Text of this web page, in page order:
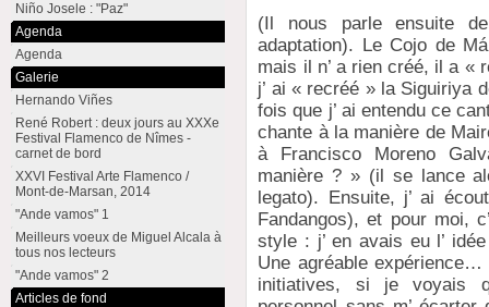
(Il nous parle ensuite
adaptation). Le Cojo de
mais il n’ a rien créé, il a «
j’ ai « recréé » la Siguiriya
fois que j’ ai entendu ce
chante à la manière de
à Francisco Moreno
manière ? » (il se lance
legato). Ensuite, j’ ai
Fandangos), et pour moi,
style : j’ en avais eu l’
Une agréable expérience…
initiatives, si je voyais
Niño Josele : "Paz"
Agenda
Agenda
Galerie
Hernando Viñes
René Robert : deux jours au XXXe
Festival Flamenco de Nîmes -
carnet de bord
XXVI Festival Arte Flamenco /
Mont-de-Marsan, 2014
"Ande vamos" 1
Meilleurs voeux de Miguel Alcala à
tous nos lecteurs
"Ande vamos" 2
Articles de fond